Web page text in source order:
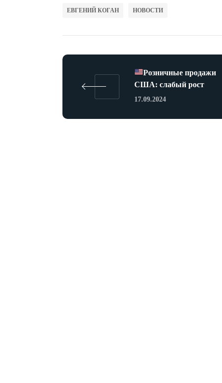
ЕВГЕНИЙ КОГАН НОВОСТИ
Розничные продажи
США: слабый рост
17.09.2024